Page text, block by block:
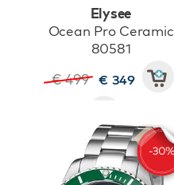
Elysee
Ocean Pro Ceramic
80581
€ 499 € 349